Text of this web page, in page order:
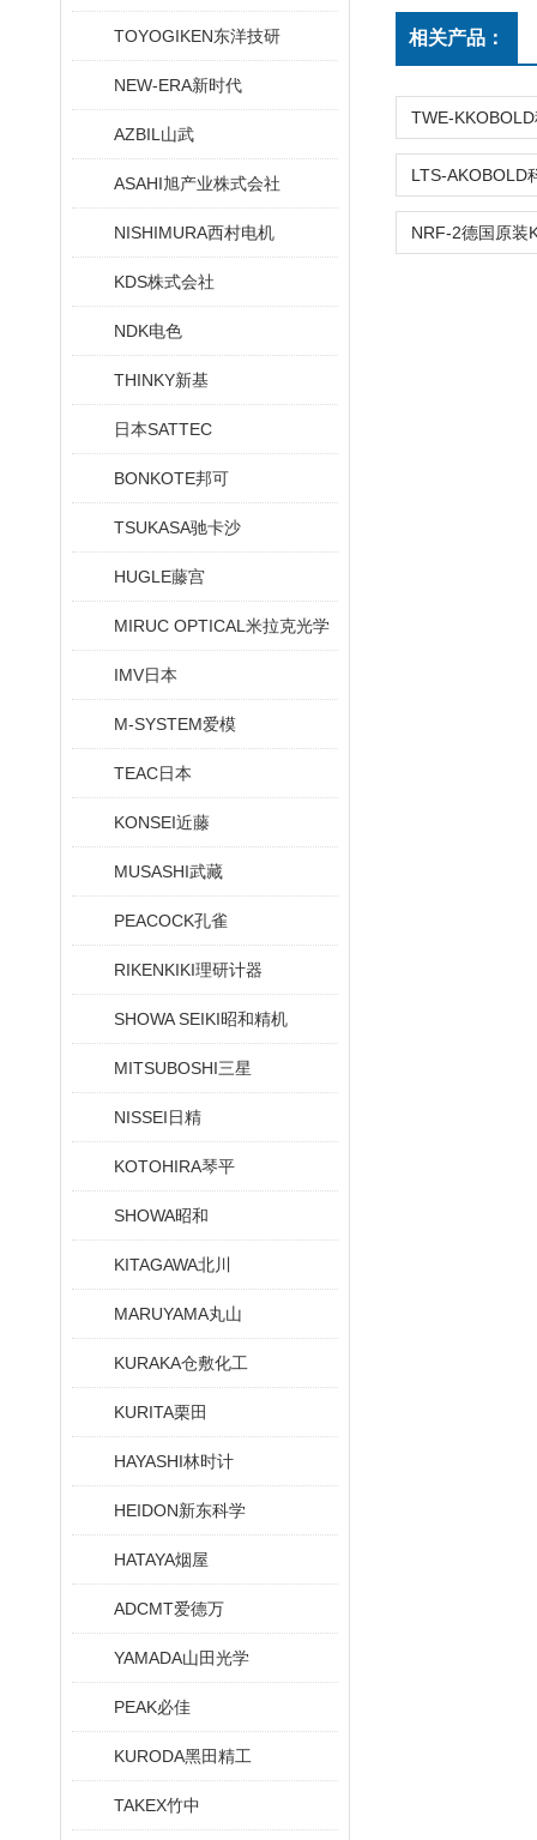
TOYOGIKEN东洋技研
NEW-ERA新时代
AZBIL山武
ASAHI旭产业株式会社
NISHIMURA西村电机
KDS株式会社
NDK电色
THINKY新基
日本SATTEC
BONKOTE邦可
TSUKASA驰卡沙
HUGLE藤宫
MIRUC OPTICAL米拉克光学
IMV日本
M-SYSTEM爱模
TEAC日本
KONSEI近藤
MUSASHI武藏
PEACOCK孔雀
RIKENKIKI理研计器
SHOWA SEIKI昭和精机
MITSUBOSHI三星
NISSEI日精
KOTOHIRA琴平
SHOWA昭和
KITAGAWA北川
MARUYAMA丸山
KURAKA仓敷化工
KURITA栗田
HAYASHI林时计
HEIDON新东科学
HATAYA烟屋
ADCMT爱德万
YAMADA山田光学
PEAK必佳
KURODA黑田精工
TAKEX竹中
相关产品：